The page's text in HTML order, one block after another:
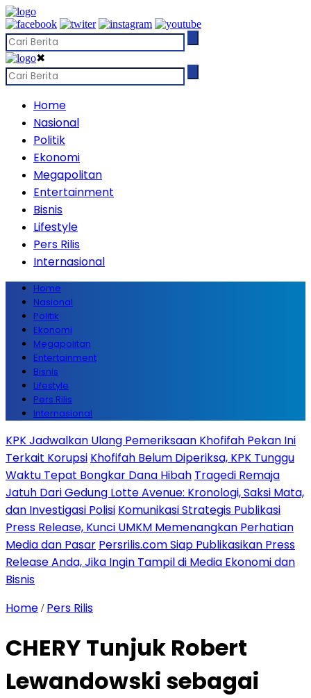
✖
Home
Nasional
Politik
Ekonomi
Megapolitan
Entertainment
Bisnis
Lifestyle
Pers Rilis
Internasional
Home
Nasional
Politik
Ekonomi
Megapolitan
Entertainment
Bisnis
Lifestyle
Pers Rilis
Internasional
KPK Jadwalkan Ulang Pemeriksaan Khofifah Pekan Ini
Terkait Korupsi Khofifah Belum Diperiksa, KPK Tunggu
Waktu Tepat Bongkar Dana Hibah Tragedi Remaja
Jatuh Dari Gedung Lotte Avenue: Kronologi, Saksi Mata,
dan Investigasi Polisi Komunikasi Strategis Publikasi
Press Release, Kunci UMKM Memenangkan Perhatian
Media dan Pasar Persrilis.com Siap Publikasikan Press
Release Anda, Jika Ingin Tampil di Media Ekonomi dan
Bisnis
Home / Pers Rilis
CHERY Tunjuk Robert
Lewandowski sebagai